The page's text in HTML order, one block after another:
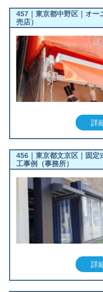
457｜東京都中野区｜オー
売店）
詳
456｜東京都文京区｜固定
工事例（事務所）
詳